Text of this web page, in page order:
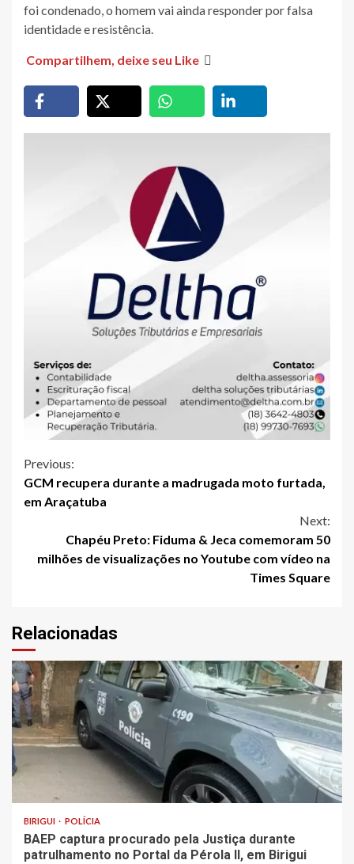
foi condenado, o homem vai ainda responder por falsa
identidade e resistência.
Compartilhem, deixe seu Like 
Continue
Reading
Previous:
GCM recupera durante a madrugada moto furtada,
em Araçatuba
Next:
Chapéu Preto: Fiduma & Jeca comemoram 50
milhões de visualizações no Youtube com vídeo na
Times Square
Relacionadas
BIRIGUI POLÍCIA
BAEP captura procurado pela Justiça durante
patrulhamento no Portal da Pérola ll, em Birigui